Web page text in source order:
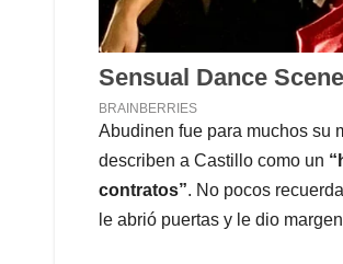
Abudinen fue para muchos su
describen a Castillo como un
contratos”. No pocos
le abrió puertas y le dio